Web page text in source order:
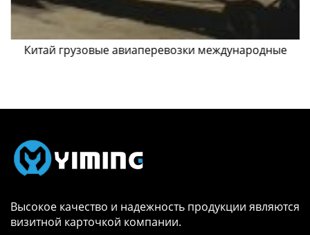
Китай грузовые авиаперевозки международные
Высокое качество и надежность продукции являются
визитной карточкой компании.